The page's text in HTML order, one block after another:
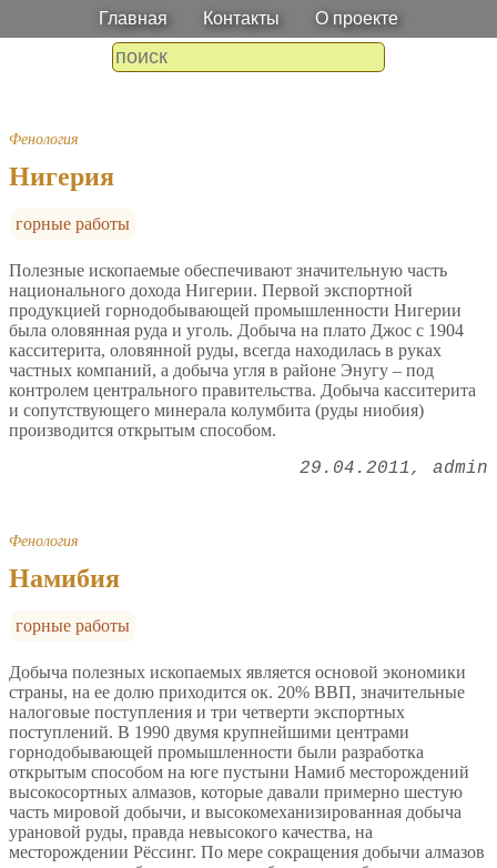
Главная Контакты О проекте
Фенология
Нигерия
горные работы
Полезные ископаемые обеспечивают значительную часть
национального дохода Нигерии. Первой экспортной
продукцией горнодобывающей промышленности Нигерии
была оловянная руда и уголь. Добыча на плато Джос с 1904
касситерита, оловянной руды, всегда находилась в руках
частных компаний, а добыча угля в районе Энугу – под
контролем центрального правительства. Добыча касситерита
и сопутствующего минерала колумбита (руды ниобия)
производится открытым способом.
29.04.2011 admin
Фенология
Намибия
горные работы
Добыча полезных ископаемых является основой экономики
страны, на ее долю приходится ок. 20% ВВП, значительные
налоговые поступления и три четверти экспортных
поступлений. В 1990 двумя крупнейшими центрами
горнодобывающей промышленности были разработка
открытым способом на юге пустыни Намиб месторождений
высокосортных алмазов, которые давали примерно шестую
часть мировой добычи, и высокомеханизированная добыча
урановой руды, правда невысокого качества, на
месторождении Рёссинг. По мере сокращения добычи алмазов